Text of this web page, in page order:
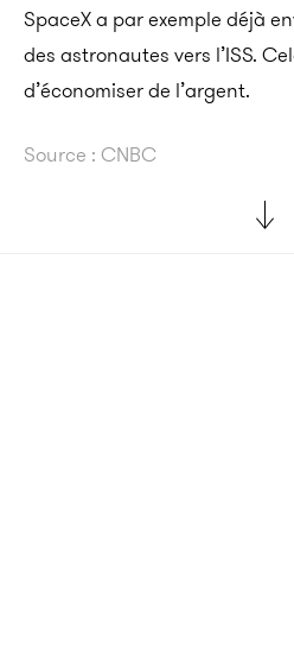
SpaceX a par exemple déjà
des astronautes vers l’ISS.
d’économiser de l’argent.
Source : CNBC